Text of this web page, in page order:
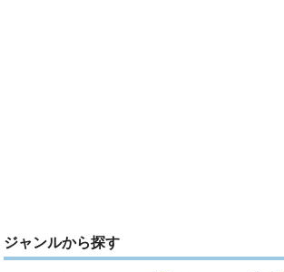
ジャンルから探す